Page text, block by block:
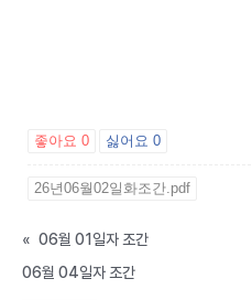
좋아요 0 싫어요 0
26년06월02일화조간.pdf
« 06월 01일자 조간
06월 04일자 조간